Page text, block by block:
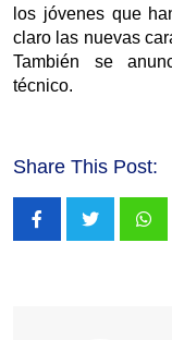
los jóvenes que
claro las nuevas
También se
técnico.
Share This Post: